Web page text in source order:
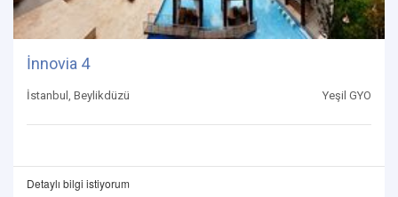
İnnovia 4
İstanbul, Beylikdüzü Yeşil GYO
Detaylı bilgi istiyorum